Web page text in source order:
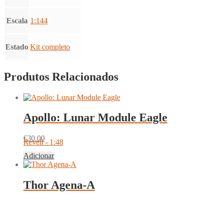
Escala 1:144
Estado Kit completo
Produtos Relacionados
Apollo: Lunar Module Eagle
€30.00
Revell - 1:48
Adicionar
Thor Agena-A